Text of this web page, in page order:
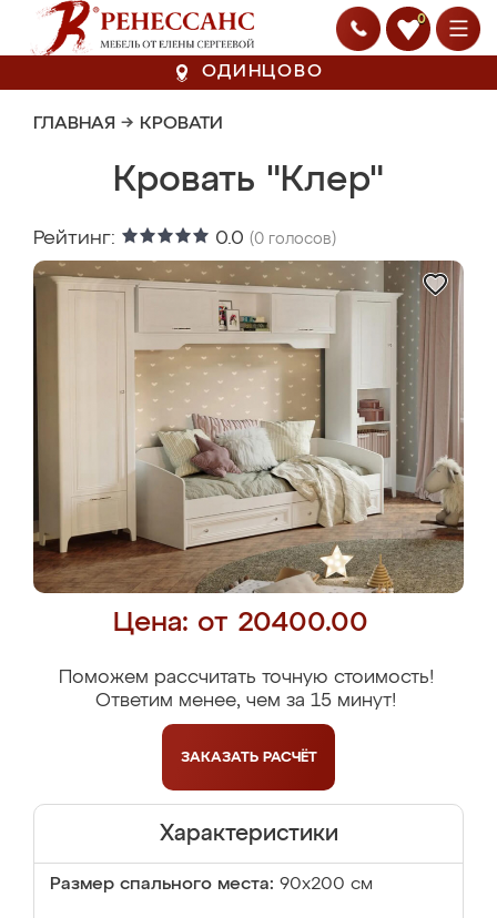
0
ОДИНЦОВО
ГЛАВНАЯ → КРОВАТИ
Кровать "Клер"
Рейтинг: 0.0 (0 голосов)
Цена: от 20400.00
Поможем рассчитать точную стоимость!
Ответим менее, чем за 15 минут!
ЗАКАЗАТЬ РАСЧЁТ
Характеристики
Размер спального места: 90х200 см